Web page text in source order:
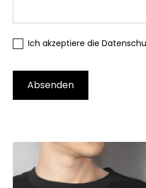
Ich akzeptiere die